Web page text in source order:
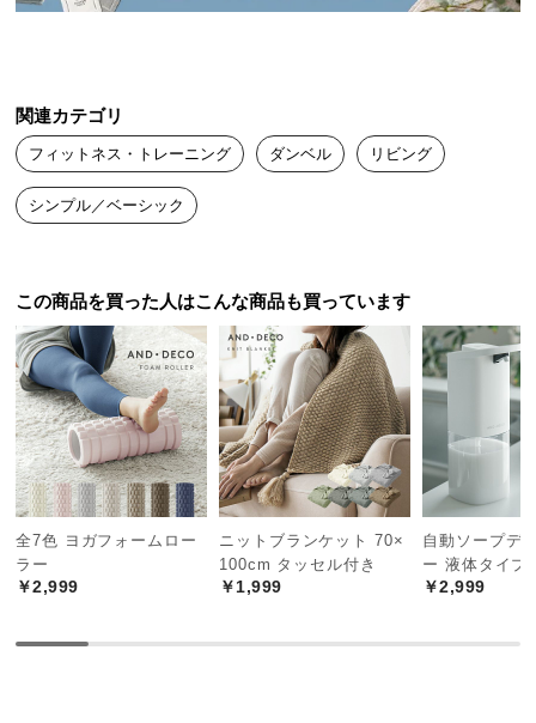
い
て
大
品
の
配
送
に
つ
い
て
中
商
関連カテゴリ
フィットネス・トレーニング ダンベル リビング
シンプル／ベーシック
この商品を買った人はこんな商品も買っています
全7色 ヨガフォームロー
ラー
￥2,999
ニットブランケット 70×
100cm タッセル付き
￥1,999
自動ソープデ
ー 液体タイプ
￥2,999